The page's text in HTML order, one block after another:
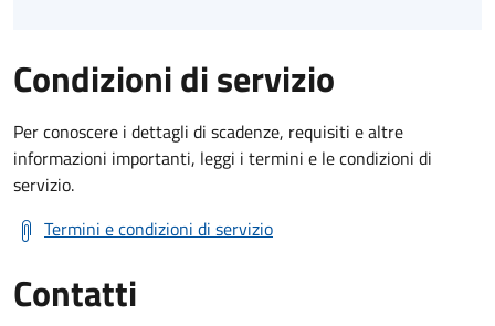
Condizioni di servizio
Per conoscere i dettagli di scadenze, requisiti e altre
informazioni importanti, leggi i termini e le condizioni di
servizio.
Termini e condizioni di servizio
Contatti